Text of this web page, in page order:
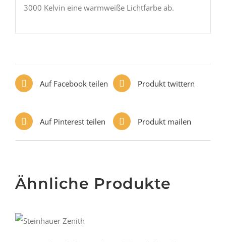
3000 Kelvin eine warmweiße Lichtfarbe ab.
Auf Facebook teilen Produkt twittern
Auf Pinterest teilen Produkt mailen
Ähnliche Produkte